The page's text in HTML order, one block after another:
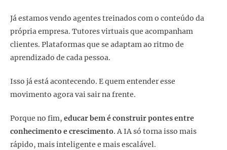
Já estamos vendo agentes treinados com o conteúdo da
própria empresa. Tutores virtuais que acompanham
clientes. Plataformas que se adaptam ao ritmo de
aprendizado de cada pessoa.
Isso já está acontecendo. E quem entender esse
movimento agora vai sair na frente.
Porque no fim, educar bem é construir pontes entre
conhecimento e crescimento. A IA só torna isso mais
rápido, mais inteligente e mais escalável.